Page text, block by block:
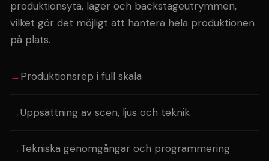
produktionsyta, lager och backstageutrymmen,
vilket gör det möjligt att hantera hela produktionen
på plats.
Produktionsrep i full skala
Uppsättning av scen, ljus och teknik
Tekniska genomgångar och programmering